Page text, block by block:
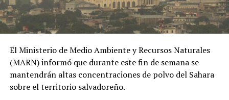
Policía capturó en
Ibagué a una joven de
19 años señalada de
extorsionar al hombre
con quien sostuvo una
relación
El Ministerio de Medio Ambiente y Recursos Naturales
(MARN) informó que durante este fin de semana se
mantendrán altas concentraciones de polvo del Sahara
sobre el territorio salvadoreño.